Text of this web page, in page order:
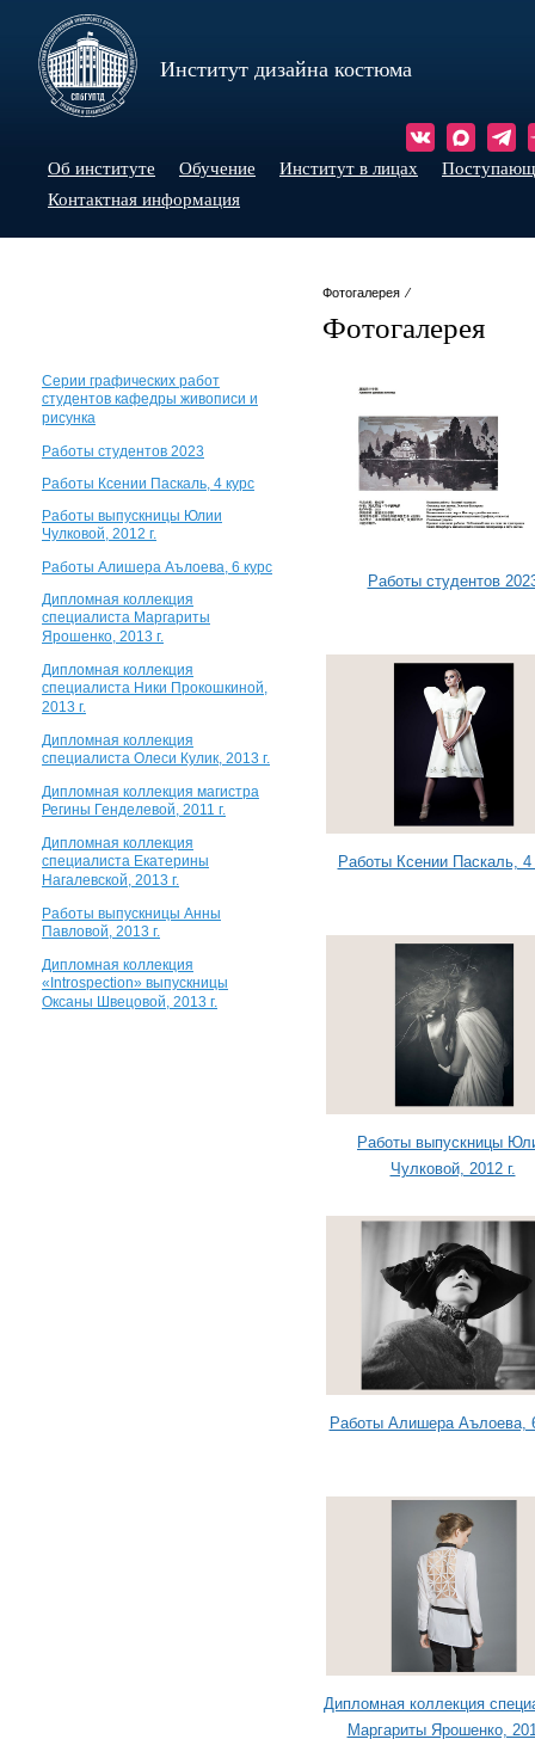
Институт дизайна костюма
Об институте Обучение Институт в лицах
Контактная информация
Фотогалерея ⁄
Фотогалерея
Серии графических работ
студентов кафедры живописи и
рисунка
Работы студентов 2023
Работы Ксении Паскаль, 4 курс
Работы выпускницы Юлии
Чулковой, 2012 г.
Работы Алишера Аълоева, 6 курс
Дипломная коллекция
специалиста Маргариты
Ярошенко, 2013 г.
Дипломная коллекция
специалиста Ники Прокошкиной,
2013 г.
Дипломная коллекция
специалиста Олеси Кулик, 2013 г.
Дипломная коллекция магистра
Регины Генделевой, 2011 г.
Дипломная коллекция
специалиста Екатерины
Нагалевской, 2013 г.
Работы выпускницы Анны
Павловой, 2013 г.
Дипломная коллекция
«Introspection» выпускницы
Оксаны Швецовой, 2013 г.
Работы студентов
Работы Ксении Паскаль, 4
Работы выпускницы
Чулковой, 2012 г.
Работы Алишера Аълоева,
Дипломная коллекция
Маргариты Ярошенко,